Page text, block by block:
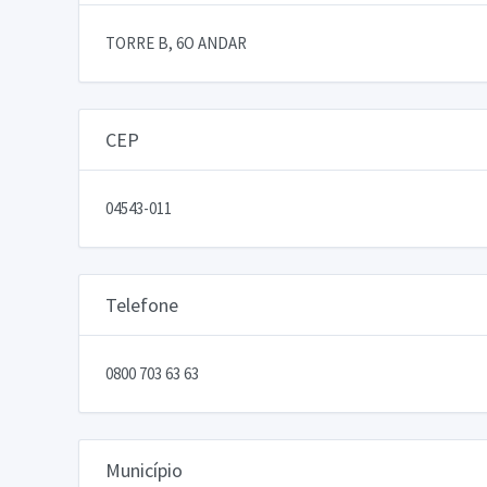
TORRE B, 6O ANDAR
CEP
04543-011
Telefone
0800 703 63 63
Município